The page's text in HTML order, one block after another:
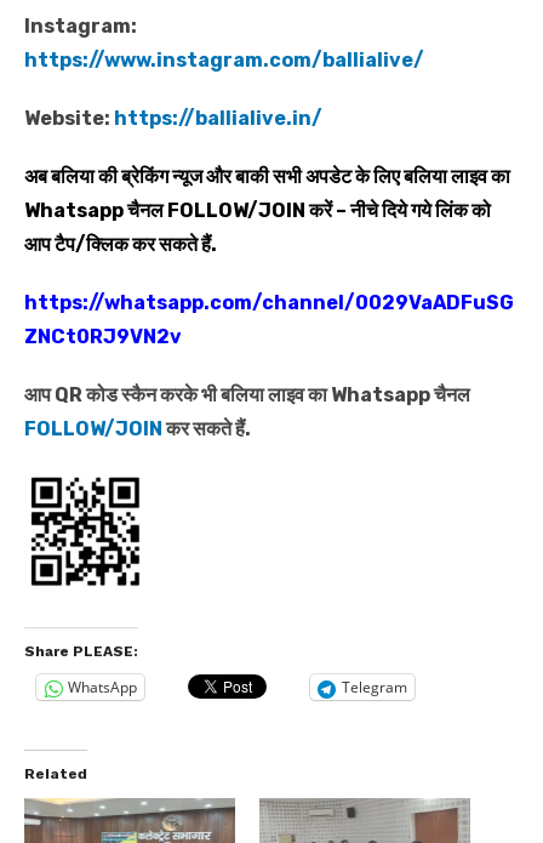
Instagram:
https://www.instagram.com/ballialive/
Website: https://ballialive.in/
अब बलिया की ब्रेकिंग न्यूज और बाकी सभी अपडेट के लिए बलिया लाइव का
Whatsappचैनल FOLLOW/JOIN करें – नीचे दिये गये लिंक को
आप टैप/क्लिक कर सकते हैं.
https://whatsapp.com/channel/0029VaADFuSG
ZNCt0RJ9VN2v
आप QR कोड स्कैन करके भी बलिया लाइव का Whatsapp चैनल
FOLLOW/JOIN कर सकते हैं.
Share PLEASE:
WhatsApp Telegram
Related